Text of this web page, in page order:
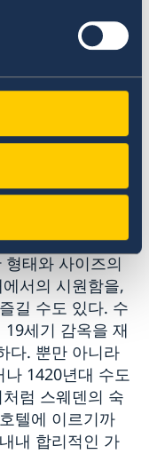
만한 세계적인
팀은2000년 10
있다. 이들의 요
에서 맛볼 수 있
한 종합적인 정
웹사이트로 스
태와 사이즈의
서의 시원함을,
길 수도 있다. 수
세기 감옥을 재
다. 뿐만 아니라
1420년대 수도
럼 스웨덴의 숙
텔에 이르기까
내 합리적인 가